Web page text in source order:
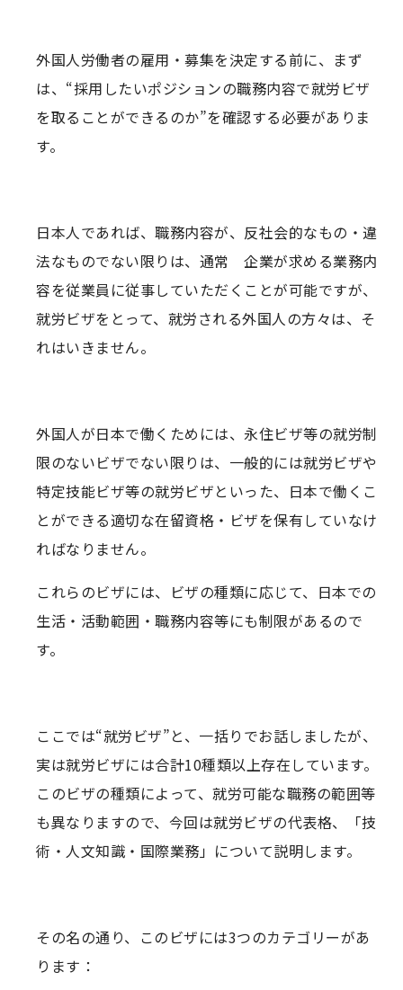
＜＜最低賃金＞＞
＜＜同一労働同一賃金＞＞
まとめ
外国人労働者の雇用・募集を決定する前に、まず
は、“採用したいポジションの職務内容で就労ビザ
を取ることができるのか”を確認する必要がありま
す。
日本人であれば、職務内容が、反社会的なもの・違
法なものでない限りは、通常 企業が求める業務内
容を従業員に従事していただくことが可能ですが、
就労ビザをとって、就労される外国人の方々は、そ
れはいきません。
外国人が日本で働くためには、永住ビザ等の就労制
限のないビザでない限りは、一般的には就労ビザや
特定技能ビザ等の就労ビザといった、日本で働くこ
とができる適切な在留資格・ビザを保有していなけ
ればなりません。
これらのビザには、ビザの種類に応じて、日本での
生活・活動範囲・職務内容等にも制限があるので
す。
ここでは“就労ビザ”と、一括りでお話しましたが、
実は就労ビザには合計10種類以上存在しています。
このビザの種類によって、就労可能な職務の範囲等
も異なりますので、今回は就労ビザの代表格、「技
術・人文知識・国際業務」について説明します。
その名の通り、このビザには3つのカテゴリーがあ
ります：